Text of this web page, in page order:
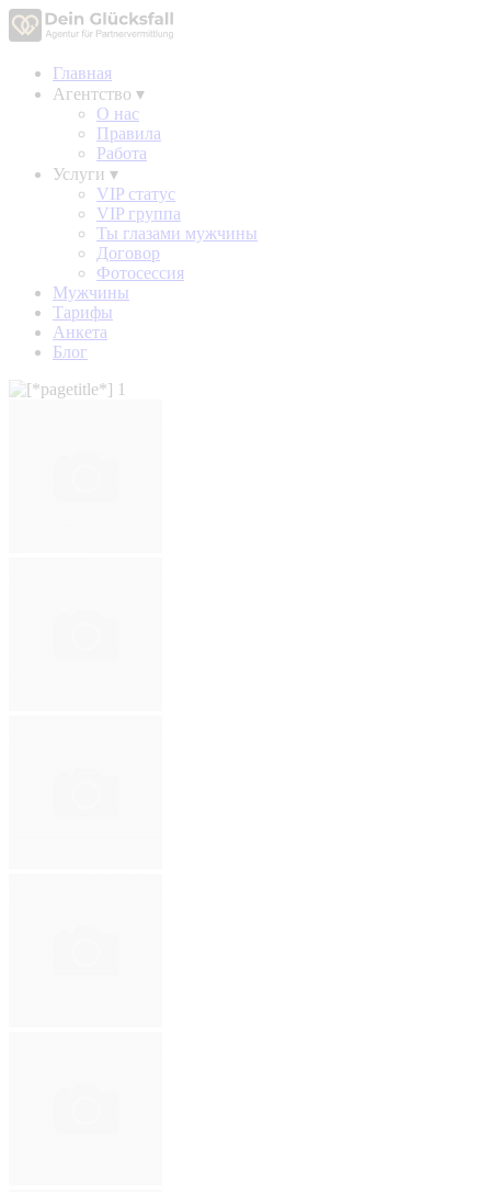
Главная
Агентство ▾
О нас
Правила
Работа
Услуги ▾
VIP статус
VIP группа
Ты глазами мужчины
Договор
Фотосессия
Мужчины
Тарифы
Анкета
Блог